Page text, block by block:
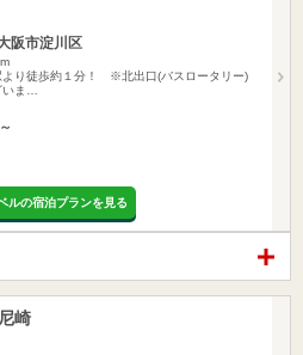
阪市淀川区
より徒歩約１分！ ※北出口(バスロータリー)
ま…
ルの宿泊プランを見る
崎